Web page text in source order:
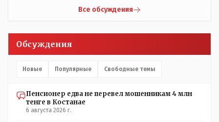
Интересно: - тогда был антикорруционный комитет ???
уездного начальника, старшего и младшего помощников
и двух письмоводителей, в уездном управлении
Имелись уездный и ветеринарный врачи, повивальная
города Константиновича в Костанае не назвали улицу и
не установили памятник.// vofkakst: Где ономасты,
Все обсуждения
Обсуждения
Новые Популярные Свободные темы
Пенсионер едва не перевел мошенникам 4 млн
тенге в Костанае
6 августа 2026 г.